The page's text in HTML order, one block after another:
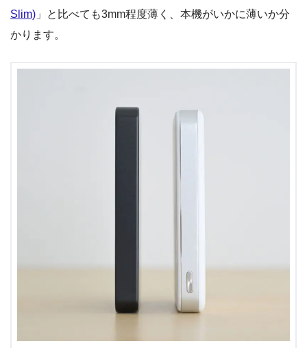
Slim) 」と比べても3mm程度薄く、本機がいかに薄いか分
かります。